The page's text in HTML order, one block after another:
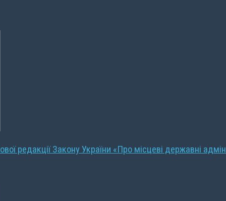
редакції Закону України «Про місцеві державні